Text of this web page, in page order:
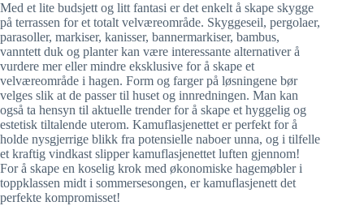
Med et lite budsjett og litt fantasi er det enkelt å skape skygge
på terrassen for et totalt velværeområde. Skyggeseil, pergolaer,
parasoller, markiser, kanisser, bannermarkiser, bambus,
vanntett duk og planter kan være interessante alternativer å
vurdere mer eller mindre eksklusive for å skape et
velværeområde i hagen. Form og farger på løsningene bør
velges slik at de passer til huset og innredningen. Man kan
også ta hensyn til aktuelle trender for å skape et hyggelig og
estetisk tiltalende uterom. Kamuflasjenettet er perfekt for å
holde nysgjerrige blikk fra potensielle naboer unna, og i tilfelle
et kraftig vindkast slipper kamuflasjenettet luften gjennom!
For å skape en koselig krok med økonomiske hagemøbler i
toppklassen midt i sommersesongen, er kamuflasjenett det
perfekte kompromisset!